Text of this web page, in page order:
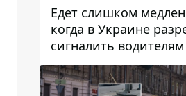
Едет слишком
когда в Украине
сигналить водителям